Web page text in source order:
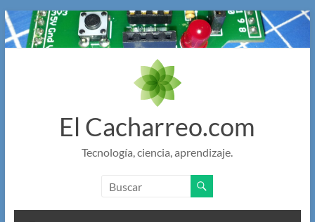
Saltar
al
contenido
El Cacharreo.com
Tecnología, ciencia, aprendizaje.